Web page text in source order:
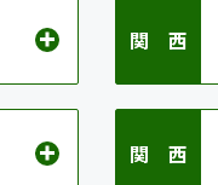
関 西
関 西